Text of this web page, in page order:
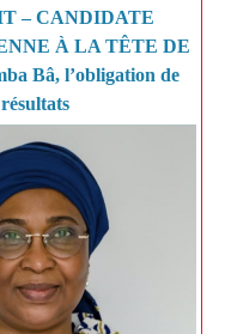
– CANDIDATE
À LA TÊTE DE
Bâ, l’obligation de
résultats